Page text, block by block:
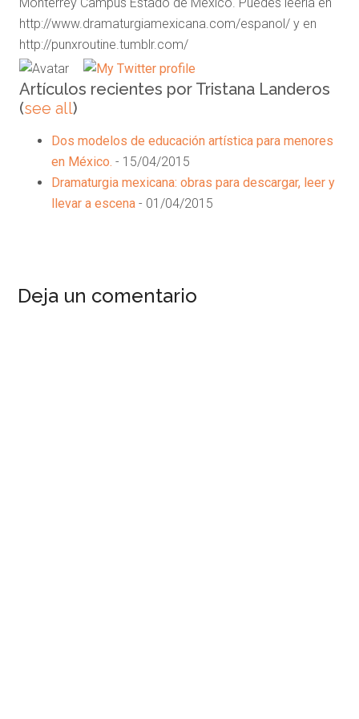
http://www.dramaturgiamexicana.com/espanol/ y en
http://punxroutine.tumblr.com/
Artículos recientes por Tristana Landeros
(see all)
Dos modelos de educación artística para menores
en México. - 15/04/2015
Dramaturgia mexicana: obras para descargar, leer y
llevar a escena - 01/04/2015
Interacciones
Deja un comentario